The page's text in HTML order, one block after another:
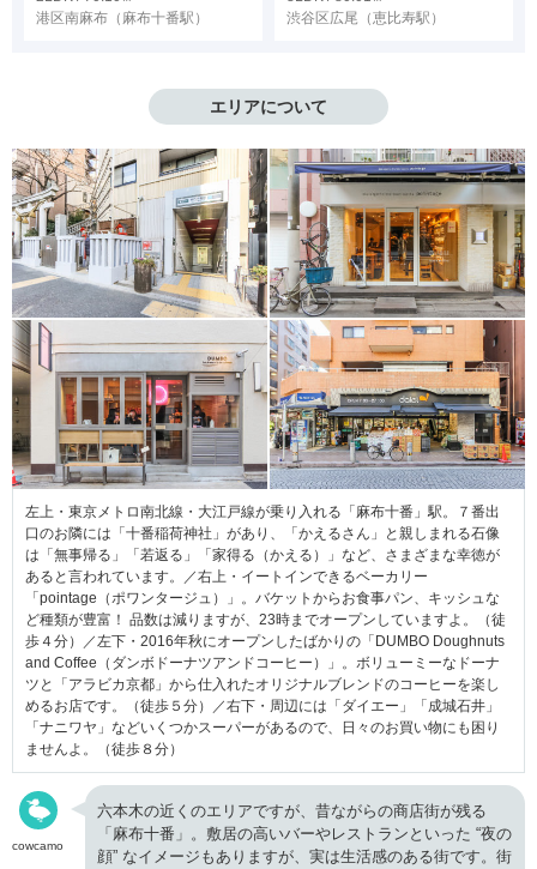
港区南麻布 （麻布十番駅）
渋谷区広尾 （恵比寿駅）
エリアについて
左上・東京メトロ南北線・大江戸線が乗り入れる「麻布十番」駅。７番出
口のお隣には「十番稲荷神社」があり、「かえるさん」と親しまれる石像
は「無事帰る」「若返る」「家得る（かえる）」など、さまざまな幸徳が
あると言われています。／右上・イートインできるベーカリー
「pointage（ポワンタージュ）」。バケットからお食事パン、キッシュな
ど種類が豊富！ 品数は減りますが、23時までオープンしていますよ。（徒
歩４分）／左下・2016年秋にオープンしたばかりの「DUMBO Doughnuts
and Coffee（ダンボドーナツアンドコーヒー）」。ボリューミーなドーナ
ツと「アラビカ京都」から仕入れたオリジナルブレンドのコーヒーを楽し
めるお店です。（徒歩５分）／右下・周辺には「ダイエー」「成城石井」
「ナニワヤ」などいくつかスーパーがあるので、日々のお買い物にも困り
ませんよ。（徒歩８分）
cowcamo
六本木の近くのエリアですが、昔ながらの商店街が残る
「麻布十番」。敷居の高いバーやレストランといった “夜の
顔” なイメージもありますが、実は生活感のある街です。街